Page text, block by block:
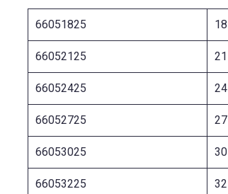
66051825
66052125
66052425
66052725
66053025
66053225